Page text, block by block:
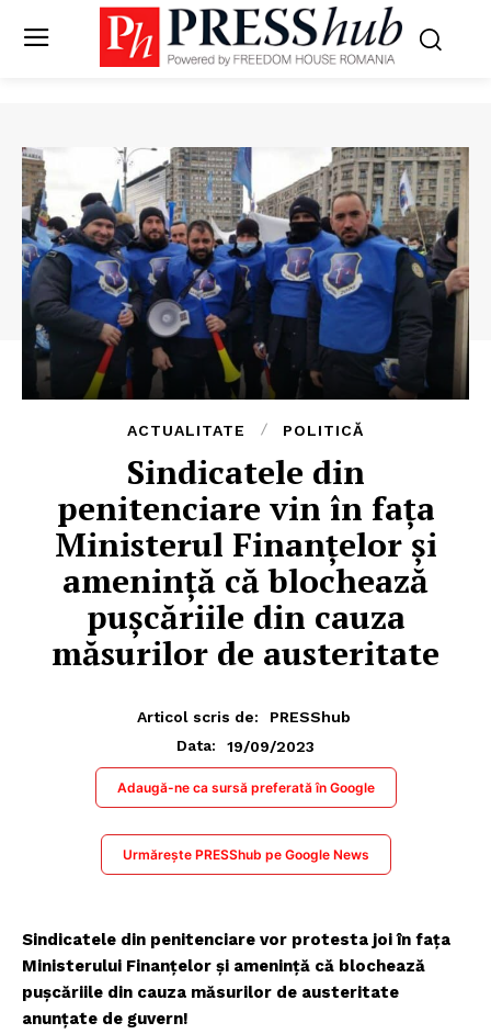
ACTUALITATE POLITICĂ
Sindicatele din
penitenciare vin în fața
Ministerul Finanțelor și
amenință că blochează
pușcăriile din cauza
măsurilor de austeritate
Articol scris de:
PRESShub
Data:
19/09/2023
Adaugă-ne ca sursă preferată în Google
Urmărește PRESShub pe Google News
Sindicatele din penitenciare vor protesta joi în fața
Ministerului Finanțelor și amenință că blochează
pușcăriile din cauza măsurilor de austeritate
anunțate de guvern!